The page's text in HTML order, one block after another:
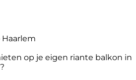
Haarlem
op je eigen riante balkon in